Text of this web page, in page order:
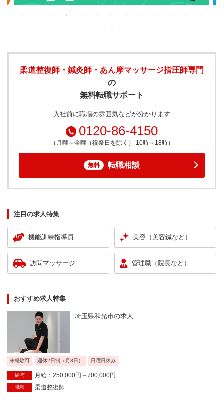
柔道整復師・鍼灸師・あん摩マッサージ指圧師専門
の
無料転職サポート
入社前に職場の雰囲気などが分かります
0120-86-4150
（月曜～金曜（祝祭日を除く） 10時～18時）
無料 転職相談
注目の求人特集
機能訓練指導員 美容（美容鍼など）
訪問マッサージ 管理職（院長など）
おすすめ求人特集
埼玉県和光市の求人
未経験可 週休2日制（月8日） 日曜日休み
給与 月給：250,000円～700,000円
職種 柔道整復師